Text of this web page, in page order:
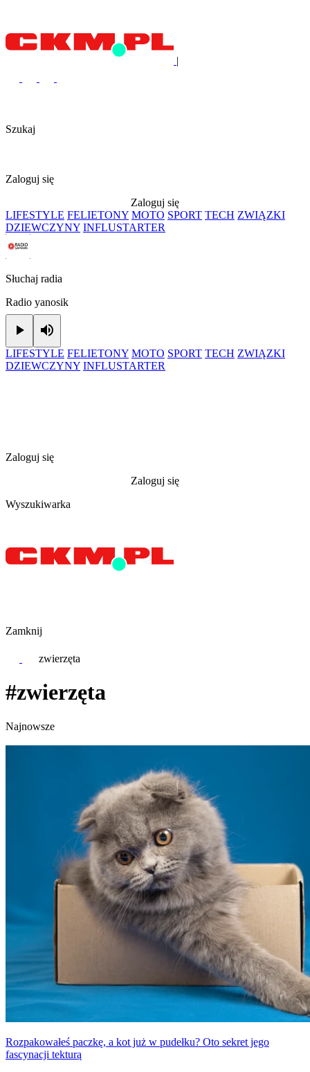
|
Szukaj
Zaloguj się
Zaloguj się
LIFESTYLE FELIETONY MOTO SPORT TECH ZWIĄZKI
DZIEWCZYNY INFLUSTARTER
Słuchaj radia
Radio yanosik
Play
LIFESTYLE FELIETONY MOTO SPORT TECH ZWIĄZKI
DZIEWCZYNY INFLUSTARTER
Zaloguj się
Zaloguj się
Wyszukiwarka
Zamknij
zwierzęta
#zwierzęta
Najnowsze
Rozpakowałeś pacz­kę, a kot już w pudełku? Oto sekret jego
fascynacji tekturą